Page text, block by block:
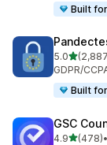
Built
5.0별 5개 중
총 리뷰
GDPR/
Built
GSC
4.9별 5개 중
(478)•